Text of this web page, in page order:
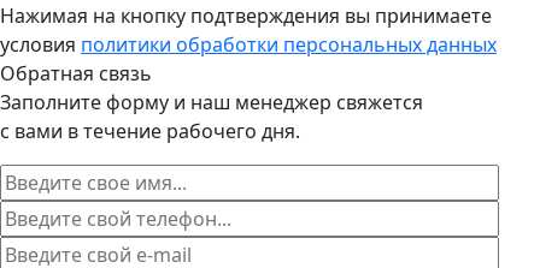
Нажимая на кнопку подтверждения вы принимаете
условия политики обработки персональных данных
Обратная связь
Заполните форму и наш менеджер свяжется
с вами в течение рабочего дня.